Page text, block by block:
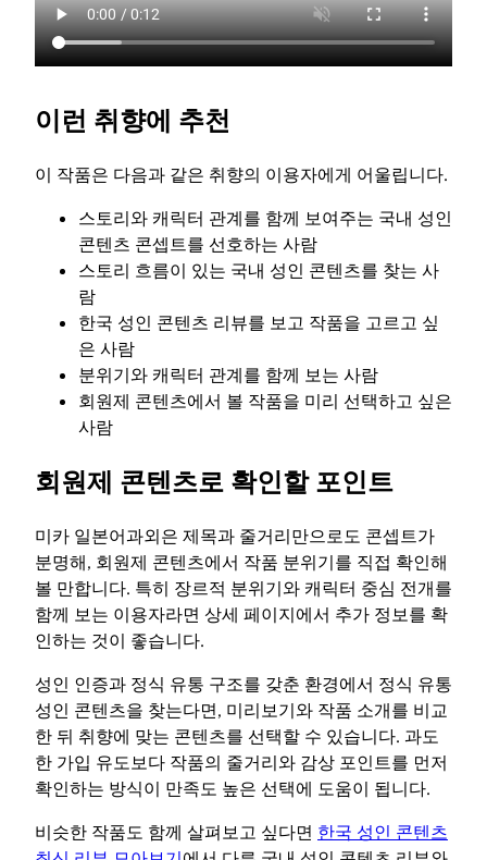
이런 취향에 추천
이 작품은 다음과 같은 취향의 이용자에게 어울립니다.
스토리와 캐릭터 관계를 함께 보여주는 국내 성인
콘텐츠 콘셉트를 선호하는 사람
스토리 흐름이 있는 국내 성인 콘텐츠를 찾는 사
람
한국 성인 콘텐츠 리뷰를 보고 작품을 고르고 싶
은 사람
분위기와 캐릭터 관계를 함께 보는 사람
회원제 콘텐츠에서 볼 작품을 미리 선택하고 싶은
사람
회원제 콘텐츠로 확인할 포인트
미카 일본어과외은 제목과 줄거리만으로도 콘셉트가
분명해, 회원제 콘텐츠에서 작품 분위기를 직접 확인해
볼 만합니다. 특히 장르적 분위기와 캐릭터 중심 전개를
함께 보는 이용자라면 상세 페이지에서 추가 정보를 확
인하는 것이 좋습니다.
성인 인증과 정식 유통 구조를 갖춘 환경에서 정식 유통
성인 콘텐츠을 찾는다면, 미리보기와 작품 소개를 비교
한 뒤 취향에 맞는 콘텐츠를 선택할 수 있습니다. 과도
한 가입 유도보다 작품의 줄거리와 감상 포인트를 먼저
확인하는 방식이 만족도 높은 선택에 도움이 됩니다.
비슷한 작품도 함께 살펴보고 싶다면 한국 성인 콘텐츠